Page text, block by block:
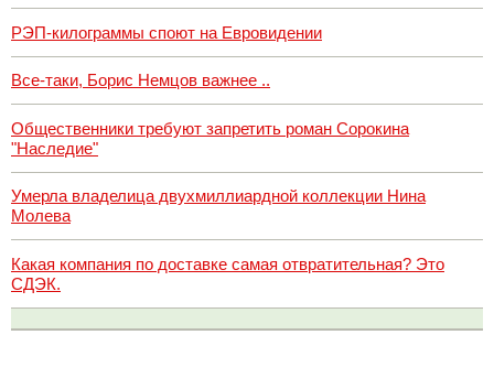
РЭП-килограммы споют на Евровидении
Все-таки, Борис Немцов важнее ..
Общественники требуют запретить роман Сорокина
"Наследие"
Умерла владелица двухмиллиардной коллекции Нина
Молева
Какая компания по доставке самая отвратительная? Это
СДЭК.